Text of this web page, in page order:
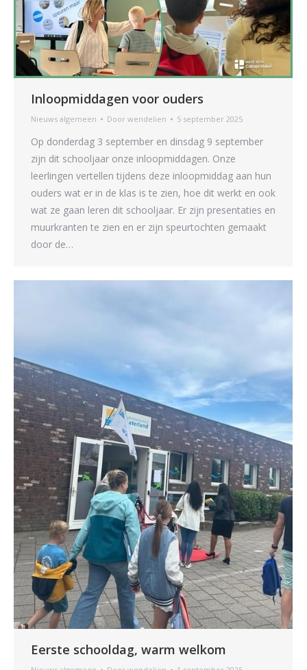
Inloopmiddagen voor ouders
Nieuws algemeen Door wendelien 5 september 2025
Op donderdag 3 september en dinsdag 9 september
zijn dit schooljaar onze inloopmiddagen. Onze
leerlingen vertellen tijdens deze inloopmiddag aan hun
ouders wat er in de klas is te zien, hoe dit werkt en ook
wat ze gaan leren dit schooljaar. Er zijn presentaties en
muurkranten te zien en er zijn speurtochten gemaakt
door de…
Eerste schooldag, warm welkom